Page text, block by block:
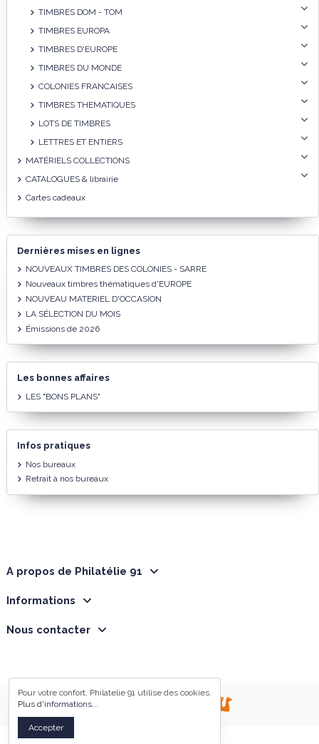
TIMBRES DOM - TOM
TIMBRES EUROPA
TIMBRES D'EUROPE
TIMBRES DU MONDE
COLONIES FRANCAISES
TIMBRES THEMATIQUES
LOTS DE TIMBRES
LETTRES ET ENTIERS
MATÉRIELS COLLECTIONS
CATALOGUES & librairie
Cartes cadeaux
Dernières mises en lignes
NOUVEAUX TIMBRES DES COLONIES - SARRE
Nouveaux timbres thématiques d'EUROPE
NOUVEAU MATERIEL D'OCCASION
LA SÉLECTION DU MOIS
Émissions de 2026
Les bonnes affaires
LES "BONS PLANS"
Infos pratiques
Nos bureaux
Retrait à nos bureaux
A propos de Philatélie 91
Informations
Nous contacter
Réalisation Sentinelles du web
Pour votre confort, Philatelie 91 utilise des cookies.
Plus d'informations...
Accepter